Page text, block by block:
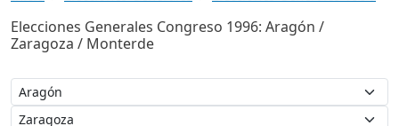
Elecciones Generales Congreso 1996: Aragón /
Zaragoza / Monterde